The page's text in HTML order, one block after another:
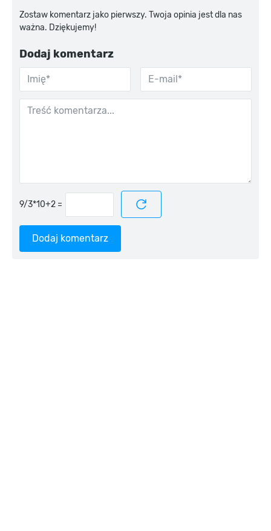
Zostaw komentarz jako pierwszy. Twoja opinia jest dla nas
ważna. Dziękujemy!
Dodaj komentarz
=
Dodaj komentarz